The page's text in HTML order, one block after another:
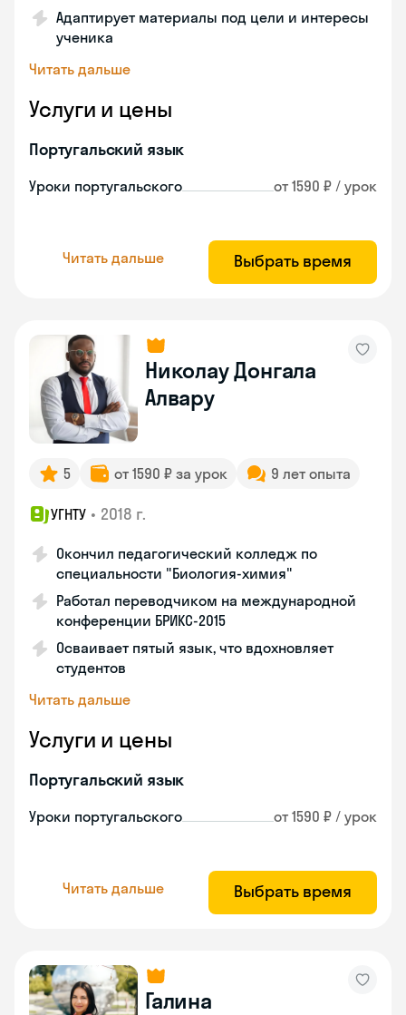
Адаптирует материалы под цели и интересы
ученика
Читать дальше
Услуги и цены
Португальский язык
Уроки португальского от 1590 ₽ / урок
Читать дальше Выбрать время
Николау Донгала
Алвару
5 от 1590 ₽ за урок 9 лет опыта
УГНТУ • 2018 г.
Окончил педагогический колледж по
специальности "Биология-химия"
Работал переводчиком на международной
конференции БРИКС-2015
Осваивает пятый язык, что вдохновляет
студентов
Читать дальше
Услуги и цены
Португальский язык
Уроки португальского от 1590 ₽ / урок
Читать дальше Выбрать время
Галина